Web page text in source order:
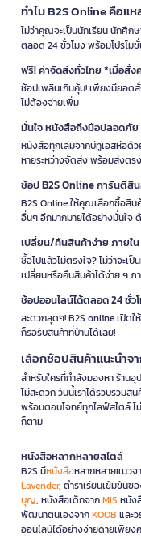
ทำไม B2S Online คือ
ไม่ว่าคุณจะเป็นนักเรียน นักศึ
ตลอด 24 ชั่วโมง พร้อมโปรโม
ฟรี! ค่าจัดส่งทั่วไทย *เมื่อสั่
ช้อปเพลินเกินคุ้ม! เพียงมียอด
ไม่ต้องจ่ายเพิ่ม
มั่นใจ หนังสือถึงมือปลอดภัย
หนังสือทุกเล่มจากบีทูเอสห่อด้
หายระหว่างจัดส่ง พร้อมส่ง
ช้อป B2S Online การันตีสิ
B2S Online ให้คุณเลือกซื้อสิน
อื่นๆ อีกมากมายได้อย่างมั่นใจ
เปลี่ยน/คืนสินค้าง่าย ภายใน
ซื้อไปแล้วไม่ตรงใจ? ไม่ว่าจะ
เปลี่ยนหรือคืนสินค้าได้ง่าย ๆ ภ
ช้อปออนไลน์ได้ตลอด 24 ชั่ว
สะดวกสุดๆ! B2S online เปิด
ก็รอรับสินค้าที่บ้านได้เลย!
เลือกช้อปสินค้าแนะนำจ
สำหรับใครที่กำลังมองหา ร้าน
ไม่สะดวก วันนี้เราได้รวบรวมสิ
พร้อมตอบโจทย์ทุกไลฟ์สไตล์
ก็ตาม
หนังสือหลากหลายสไตล์
B2S มีหนังสือหลากหลายแนวจ
Lavender, ตำราเรียนเข้มข้นข
บุญ, หนังสือเด็กจากMIS หนัง
พัฒนาตนเองจากKOOB และ
ออนไลน์ได้อย่างง่ายดายเพียง